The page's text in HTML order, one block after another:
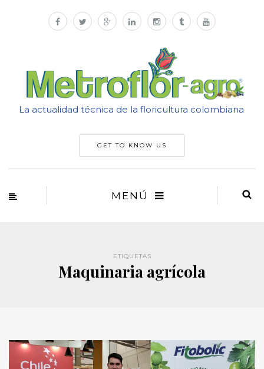
La actualidad técnica de la floricultura colombiana
GET TO KNOW US
MENÚ
ETIQUETAS
Maquinaria agrícola